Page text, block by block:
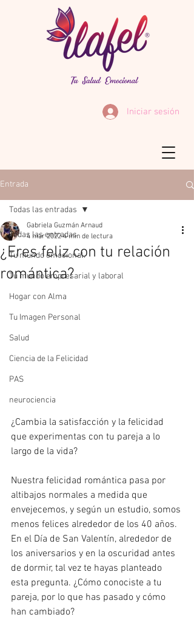
Iniciar sesión
Entrada
Todas las entradas
Tu mundo emocional.
Tu mundo empresarial y laboral
Hogar con Alma
Tu Imagen Personal
Salud
Ciencia de la Felicidad
PAS
neurociencia
Todas las entradas
¿Eres feliz con tu relación
romántica?
Gabriela Guzmán Arnaud
4 mar 2022 4 min de lectura
¿Cambia la satisfacción y la felicidad
que experimentas con tu pareja a lo
largo de la vida?
Nuestra felicidad romántica pasa por
altibajos normales a medida que
envejecemos, y según un estudio, somos
menos felices alrededor de los 40 años.
En el Día de San Valentín, alrededor de
los aniversarios y en la oscuridad antes
de dormir, tal vez te hayas planteado
esta pregunta. ¿Cómo conociste a tu
pareja, por lo que has pasado y cómo
han cambiado?